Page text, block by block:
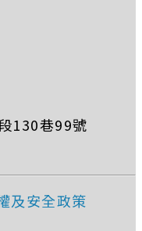
130巷99號
及安全政策